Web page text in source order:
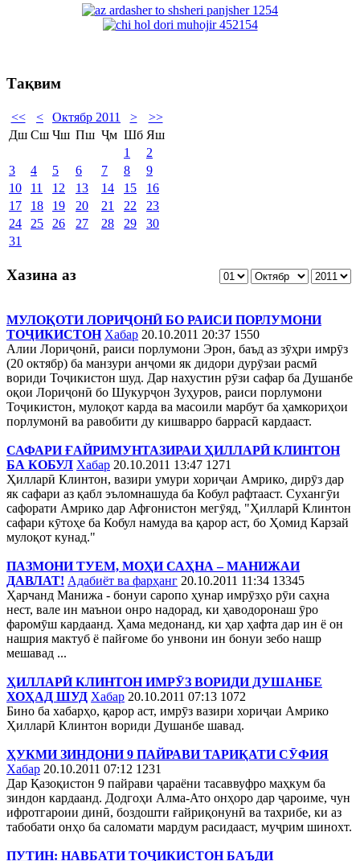
Тақвим
<< < Октябр 2011 >
>>
Дш Сш Чш Пш Ҷм Шб Яш
1
2
3
4 5 6 7 8
9
10
11 12 13 14 15
16
17
18 19 20 21 22
23
24
25 26 27 28 29
30
31
Хазина аз
МУЛОҚОТИ ЛОРИҶОНӢ БО РАИСИ ПОРЛУМОНИ
ТОҶИКИСТОН Хабар 20.10.2011 20:37 1550
Алии Лориҷонӣ, раиси порлумони Эрон, баъд аз зӯҳри имрӯз
(20 октябр) ба манзури анҷоми як дидори дурӯзаи расмӣ
вориди Тоҷикистон шуд. Дар нахустин рӯзи сафар ба Душанбе
оқои Лориҷонӣ бо Шукурҷон Зуҳуров, раиси порлумони
Тоҷикистон, мулоқот карда ва масоили марбут ба ҳамкориҳои
порлумонӣ ва равобити ду кишварро баррасӣ кардааст.
САФАРИ ҒАЙРИМУНТАЗИРАИ ҲИЛЛАРӢ КЛИНТОН
БА КОБУЛ Хабар 20.10.2011 13:47 1271
Ҳилларӣ Клинтон, вазири умури хориҷаи Амрико, дирӯз дар
як сафари аз қабл эъломнашуда ба Кобул рафтааст. Сухангӯи
сафорати Амрико дар Афғонистон мегӯяд, "Ҳилларӣ Клинтон
сафари кӯтоҳе ба Кобул намуда ва қарор аст, бо Ҳомид Карзай
мулоқот кунад."
ПАЗМОНИ ТУЕМ, МОҲИ САҲНА – МАНИЖАИ
ДАВЛАТ! Адабиёт ва фарҳанг 20.10.2011 11:34 13345
Ҳарчанд Манижа - бонуи саропо ҳунар имрӯзҳо рӯи саҳна
нест, вале ин маънои онро надорад, ки ҳаводоронаш ӯро
фаромӯш кардаанд. Ҳама медонанд, ки ҳар ҳафта дар ин ё он
нашрия мактуб ё пайғоме бо унвони ин бонуи зебо нашр
мешавад ...
ҲИЛЛАРӢ КЛИНТОН ИМРӮЗ ВОРИДИ ДУШАНБЕ
ХОҲАД ШУД Хабар 20.10.2011 07:13 1072
Бино ба хабарҳо, қарор аст, имрӯз вазири хориҷаи Амрико
Ҳилларӣ Клинтон вориди Душанбе шавад.
ҲУКМИ ЗИНДОНИ 9 ПАЙРАВИ ТАРИҚАТИ СӮФИЯ
Хабар 20.10.2011 07:12 1231
Дар Қазоқистон 9 пайрави ҷараёни тасаввуфро маҳкум ба
зиндон кардаанд. Додгоҳи Алма-Ато онҳоро дар ҷароиме, чун
ифротгароии динӣ, боздошти ғайриқонунӣ ва тахрибе, ки аз
табобати онҳо ба саломати мардум расидааст, муҷрим шинохт.
ПУТИН: НАВБАТИ ТОҶИКИСТОН БАЪДИ